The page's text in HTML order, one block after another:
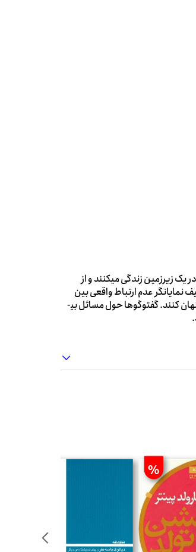
زیر­زمین زندگی می­کنند و از
عدم ارتباط واقعی بین
انسان­ها است. زن و شوهری که باهم حرف می­زنند تا نفرت درونی­ای را که از یکدیگر دارند پنهان کنند. گفت­وگوها حول مسائل بی­
%